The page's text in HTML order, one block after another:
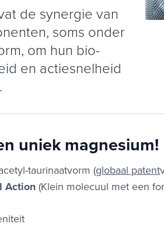
de synergie van
soms onder
om hun bio-
en actiesnelheid
uniek magnesium!
taurinaatvorm (globaal patent
Action (Klein molecuul met een